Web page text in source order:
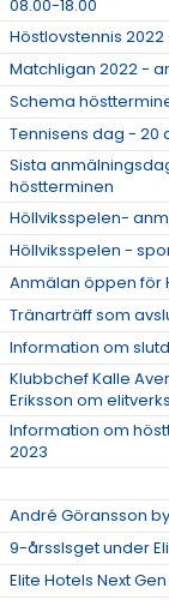
08.00-18.00
Höstlovstennis 2022
Matchligan 2022 -
Schema
Tennisens dag - 20
Sista
höstterminen
Höllviksspelen-
Höllviksspelen -
Anmälan öppen för
Tränarträff som
Information om
Klubbchef Kalle
Eriksson om
Information om
2023
André Göransson
9-årsslsget under
Elite Hotels Next